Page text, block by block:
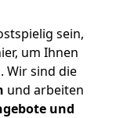
sein,
um Ihnen
Wir sind die
und arbeiten
und